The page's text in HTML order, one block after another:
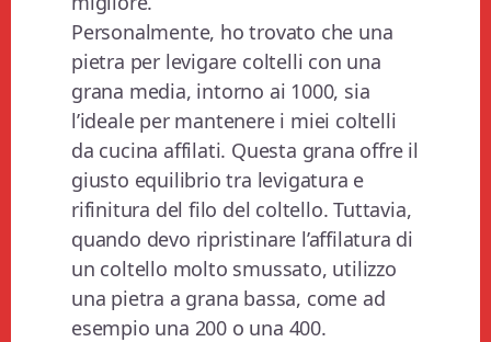
Personalmente, ho trovato che una
pietra per levigare coltelli con una
grana media, intorno ai 1000, sia
l’ideale per mantenere i miei coltelli
da cucina affilati. Questa grana offre il
giusto equilibrio tra levigatura e
rifinitura del filo del coltello. Tuttavia,
quando devo ripristinare l’affilatura di
un coltello molto smussato, utilizzo
una pietra a grana bassa, come ad
esempio una 200 o una 400.